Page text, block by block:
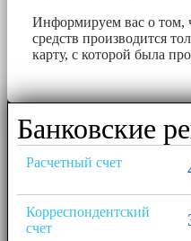
Информируем вас о том,
средств производится
карту, с которой была
Банковские
Расчетный счет
Корреспондентский
счет